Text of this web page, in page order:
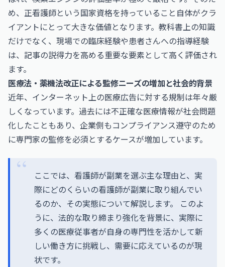
め、正看護師という国家資格を持っていること自体がクラ
イアントにとって大きな価値となります。教科書上の知識
だけでなく、現場での臨床経験や患者さんへの指導経験
は、記事の説得力を高める重要な要素として高く評価され
ます。
医療法・薬機法改正による監修ニーズの増加と社会的背景
近年、インターネット上の医療広告に対する規制は年々厳
しくなっています。過去には不正確な医療情報が社会問題
化したこともあり、企業側もコンプライアンス遵守のため
に専門家の監修を必須とするケースが増加しています。
ここでは、看護師が副業を選ぶ主な理由と、実
際にどのくらいの看護師が副業に取り組んでい
るのか、その実態について解説します。 このよ
うに、法的な取り締まり強化を背景に、実際に
多くの医療従事者が自身の専門性を活かして新
しい働き方に挑戦し、需要に応えているのが現
状です。